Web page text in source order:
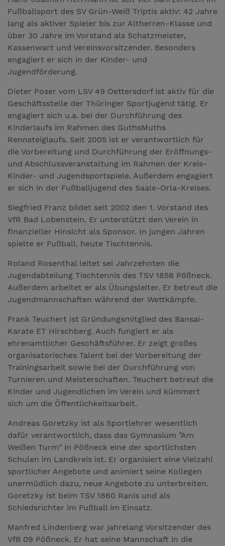
Fußballsport des SV Grün-Weiß Triptis aktiv: 42 Jahre
lang als aktiver Spieler bis zur Altherren-Klasse und
über 30 Jahre im Vorstand als Schatzmeister,
Kassenwart und Vereinsvorsitzender. Besonders
engagiert er sich in der Kinder- und
Jugendförderung.
Dieter Poser vom LSV 49 Oettersdorf ist aktiv für die
Geschäftsstelle der Thüringer Sportjugend tätig. Er
engagiert sich u.a. bei der Durchführung des
Kinderlaufs im Rahmen des GuthsMuths
Rennsteiglaufs. Seit 2005 ist er verantwortlich für
die Vorbereitung und Durchführung der Eröffnungs-
und Abschlussveranstaltung im Rahmen der Kreis-
Kinder- und Jugendsportspiele. Außerdem engagiert
er sich in der Fußballjugend des Saale-Orla-Kreises.
Siegfried Franz bildet seit 2002 den 1. Vorstand des
VfR Bad Lobenstein. Er unterstützt den Verein in
finanzieller Hinsicht als Sponsor. In jungen Jahren
spielte er Fußball, heute Tischtennis.
Roland Rosenthal leitet sei Jahrzehnten die
Jugendabteilung Tischtennis des TSV 1858 Pößneck.
Außerdem arbeitet er als Übungsleiter. Er betreut die
Jugendmannschaften während der Wettkämpfe.
Frank Teuchert ist Gründungsmitglied des Bansai-
Karate ET Hirschberg. Auch fungiert er als
ehrenamtlicher Geschäftsführer. Er zeigt großes
organisatorisches Talent bei der Vorbereitung der
Trainingsarbeit sowie bei der Durchführung von
Turnieren und Meisterschaften. Teuchert betreut die
Kinder und Jugendlichen im Verein und kümmert
sich um die Öffentlichkeitsarbeit.
Andreas Goretzky ist als Sportlehrer wesentlich
dafür verantwortlich, dass das Gymnasium "Am
Weißen Turm" in Pößneck eine der sportlichsten
Schulen im Landkreis ist. Er organisiert eine Vielzahl
sportlicher Angebote und animiert seine Kollegen
unermüdlich dazu, neue Angebote zu unterbreiten.
Goretzky ist beim TSV 1860 Ranis und als
Schiedsrichter im Fußball im Einsatz.
Manfred Lindenberg war jahrelang Vorsitzender des
VfB 09 Pößneck. Er hat seine Mannschaft in die